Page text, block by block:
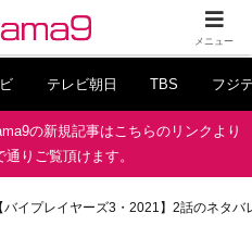
テレビ朝日 TBS フジ
の新規記事はこちらのリンクより
りご覧頂けます。
【バイプレイヤーズ3・2021】2話のネタ
メニュー